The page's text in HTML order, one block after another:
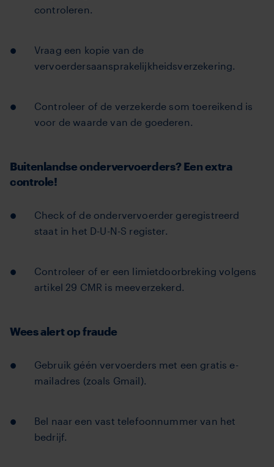
controleren.
Vraag een kopie van de
vervoerdersaansprakelijkheidsverzekering.
Controleer of de verzekerde som toereikend is
voor de waarde van de goederen.
Buitenlandse ondervervoerders? Een extra
controle!
Check of de ondervervoerder geregistreerd
staat in het D-U-N-S register.
Controleer of er een limietdoorbreking volgens
artikel 29 CMR is meeverzekerd.
Wees alert op fraude
Gebruik géén vervoerders met een gratis e-
mailadres (zoals Gmail).
Bel naar een vast telefoonnummer van het
bedrijf.